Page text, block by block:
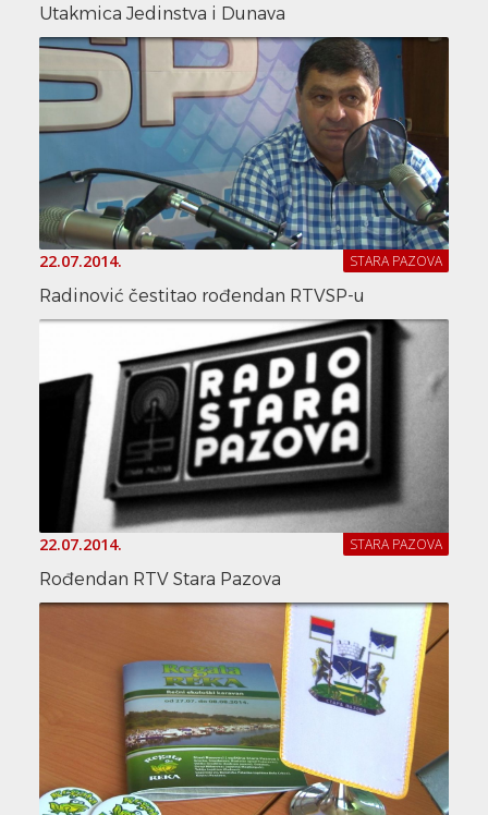
Utakmica Jedinstva i Dunava
22.07.2014. STARA PAZOVA
Radinović čestitao rođendan RTVSP-u
22.07.2014. STARA PAZOVA
Rođendan RTV Stara Pazova